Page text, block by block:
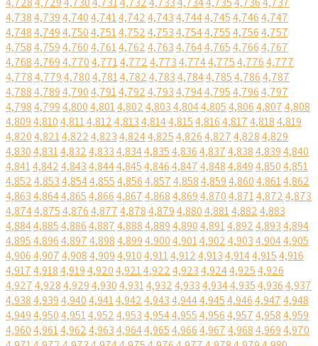
4,7384,7394,7404,7414,7424,7434,7444,7454,7464,747
4,7484,7494,7504,7514,7524,7534,7544,7554,7564,757
4,7584,7594,7604,7614,7624,7634,7644,7654,7664,767
4,7684,7694,7704,7714,7724,7734,7744,7754,7764,777
4,7784,7794,7804,7814,7824,7834,7844,7854,7864,787
4,7884,7894,7904,7914,7924,7934,7944,7954,7964,797
4,7984,7994,8004,8014,8024,8034,8044,8054,8064,8074,808
4,8094,8104,8114,8124,8134,8144,8154,8164,8174,8184,819
4,8204,8214,8224,8234,8244,8254,8264,8274,8284,829
4,8304,8314,8324,8334,8344,8354,8364,8374,8384,8394,840
4,8414,8424,8434,8444,8454,8464,8474,8484,8494,8504,851
4,8524,8534,8544,8554,8564,8574,8584,8594,8604,8614,862
4,8634,8644,8654,8664,8674,8684,8694,8704,8714,8724,873
4,8744,8754,8764,8774,8784,8794,8804,8814,8824,883
4,8844,8854,8864,8874,8884,8894,8904,8914,8924,8934,894
4,8954,8964,8974,8984,8994,9004,9014,9024,9034,9044,905
4,9064,9074,9084,9094,9104,9114,9124,9134,9144,9154,916
4,9174,9184,9194,9204,9214,9224,9234,9244,9254,926
4,9274,9284,9294,9304,9314,9324,9334,9344,9354,9364,937
4,9384,9394,9404,9414,9424,9434,9444,9454,9464,9474,948
4,9494,9504,9514,9524,9534,9544,9554,9564,9574,9584,959
4,9604,9614,9624,9634,9644,9654,9664,9674,9684,9694,970